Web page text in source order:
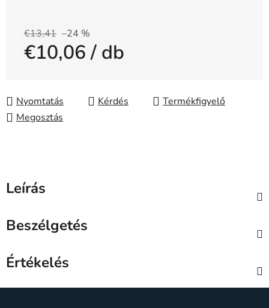
€13,41 –24 %
€10,06/ db
Nyomtatás
Kérdés
Megosztás
Leírás
Beszélgetés
Értékelés